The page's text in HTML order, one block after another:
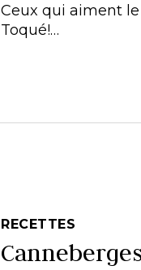
Ceux qui aiment
Toqué!…
RECETTES